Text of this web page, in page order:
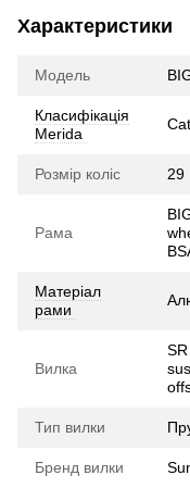
Характеристики
Модель
Класифікація
Merida
Розмір коліс 29
Рама
Матеріал
рами
Вилка
Тип вилки
Бренд вилки